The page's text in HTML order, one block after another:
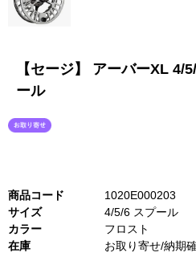
【セージ】 アーバーXL 4/
ール
商品コード
1020E000203
サイズ
4/5/6 スプール
カラー
フロスト
在庫
お取り寄せ/納期